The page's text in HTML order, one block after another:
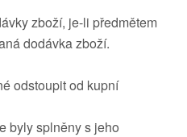
zboží, je-li předmětem
dodávka zboží.
odstoupit od kupní
byly splněny s jeho